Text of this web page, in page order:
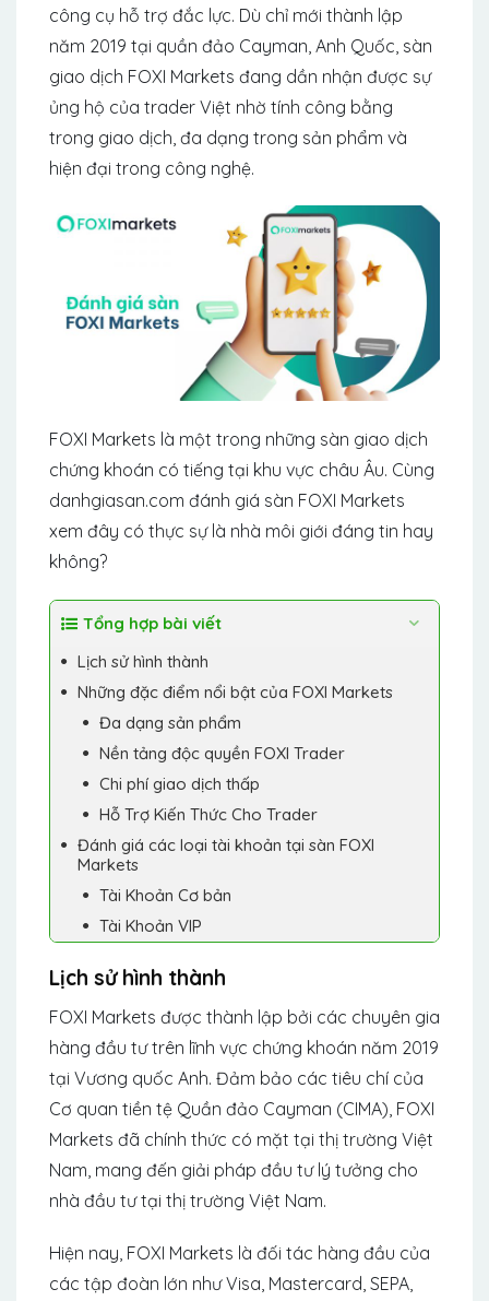
công cụ hỗ trợ đắc lực. Dù chỉ mới thành lập
năm 2019 tại quần đảo Cayman, Anh Quốc, sàn
giao dịch FOXI Markets đang dần nhận được sự
ủng hộ của trader Việt nhờ tính công bằng
trong giao dịch, đa dạng trong sản phẩm và
hiện đại trong công nghệ.
FOXI Markets là một trong những sàn giao dịch
chứng khoán có tiếng tại khu vực châu Âu. Cùng
danhgiasan.com đánh giá sàn FOXI Markets
xem đây có thực sự là nhà môi giới đáng tin hay
không?
Tổng hợp bài viết
Lịch sử hình thành
Những đặc điểm nổi bật của FOXI Markets
Đa dạng sản phẩm
Nền tảng độc quyền FOXI Trader
Chi phí giao dịch thấp
Hỗ Trợ Kiến Thức Cho Trader
Đánh giá các loại tài khoản tại sàn FOXI
Markets
Tài Khoản Cơ bản
Tài Khoản VIP
Lịch sử hình thành
FOXI Markets được thành lập bởi các chuyên gia
hàng đầu tư trên lĩnh vực chứng khoán năm 2019
tại Vương quốc Anh. Đảm bảo các tiêu chí của
Cơ quan tiền tệ Quần đảo Cayman (CIMA), FOXI
Markets đã chính thức có mặt tại thị trường Việt
Nam, mang đến giải pháp đầu tư lý tưởng cho
nhà đầu tư tại thị trường Việt Nam.
Hiện nay, FOXI Markets là đối tác hàng đầu của
các tập đoàn lớn như Visa, Mastercard, SEPA,